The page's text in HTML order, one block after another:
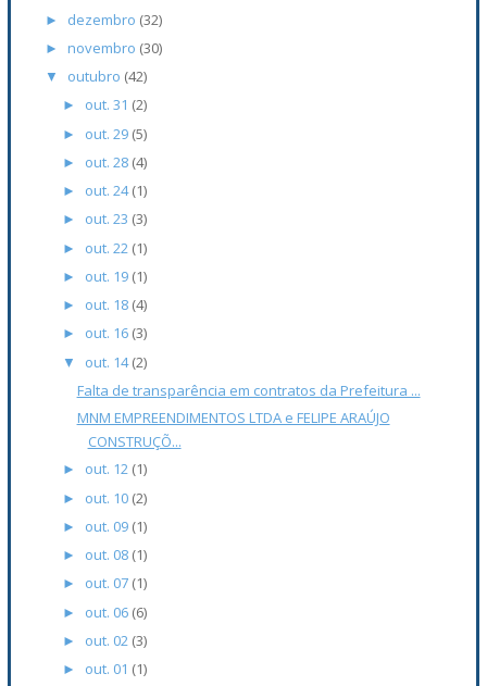
► dezembro (32)
► novembro (30)
▼ outubro (42)
► out. 31 (2)
► out. 29 (5)
► out. 28 (4)
► out. 24(1)
► out. 23 (3)
► out. 22 (1)
► out. 19 (1)
► out. 18 (4)
► out. 16 (3)
▼ out. 14(2)
Falta de transparência em contratos da Prefeitura ...
MNM EMPREENDIMENTOS LTDA e FELIPE ARAÚJO
CONSTRUÇÕ...
► out. 12 (1)
► out. 10 (2)
► out. 09 (1)
► out. 08 (1)
► out. 07 (1)
► out. 06 (6)
► out. 02 (3)
► out. 01 (1)